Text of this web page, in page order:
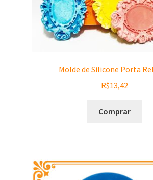
Molde de Silicone Porta
R$13,42
Comprar